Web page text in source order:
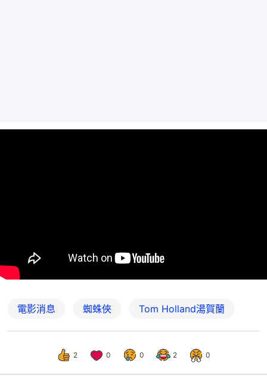
電影消息 蜘蛛俠 Tom Holland湯賀蘭
2 0 0 2 0